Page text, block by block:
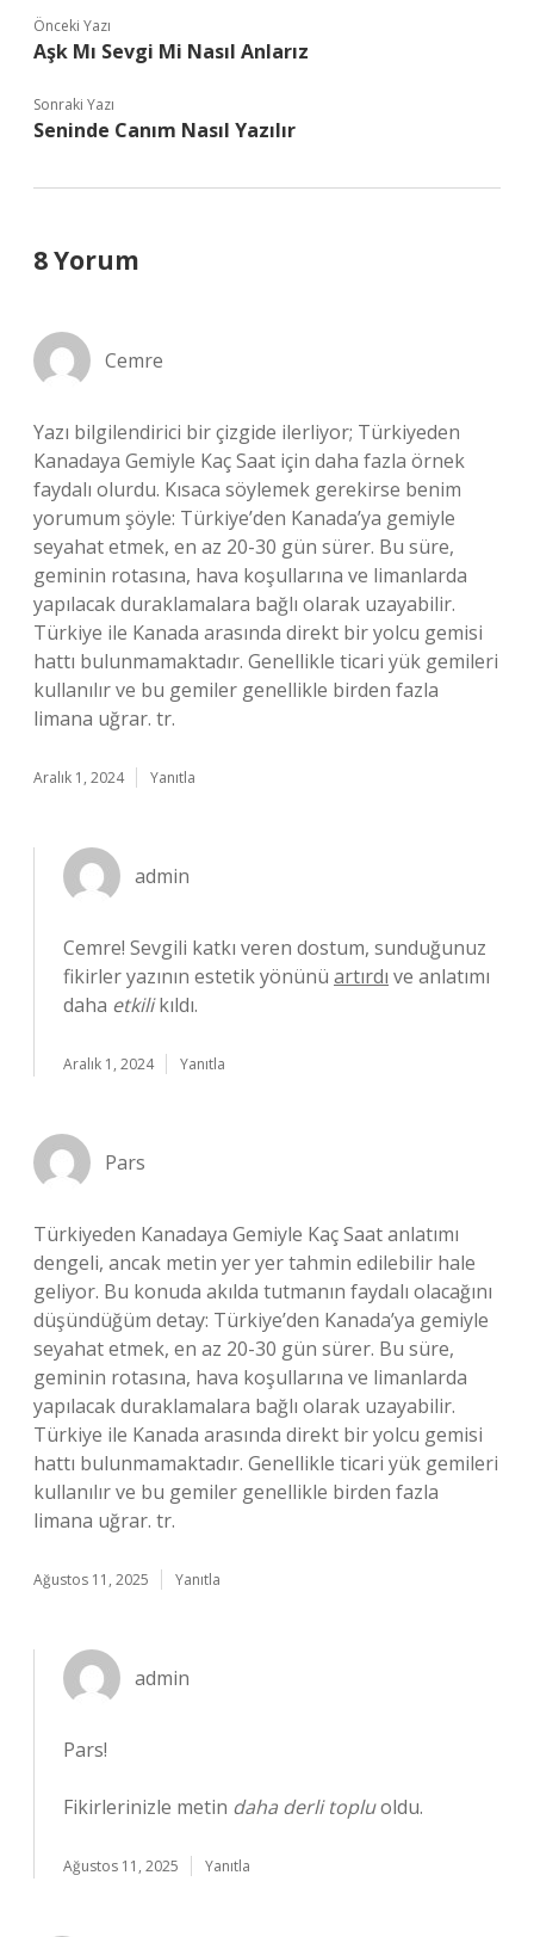
Önceki Yazı
Aşk Mı Sevgi Mi Nasıl Anlarız
Sonraki Yazı
Seninde Canım Nasıl Yazılır
8 Yorum
Cemre
Yazı bilgilendirici bir çizgide ilerliyor; Türkiyeden
Kanadaya Gemiyle Kaç Saat için daha fazla örnek
faydalı olurdu. Kısaca söylemek gerekirse benim
yorumum şöyle: Türkiye’den Kanada’ya gemiyle
seyahat etmek, en az 20-30 gün sürer. Bu süre,
geminin rotasına, hava koşullarına ve limanlarda
yapılacak duraklamalara bağlı olarak uzayabilir.
Türkiye ile Kanada arasında direkt bir yolcu gemisi
hattı bulunmamaktadır. Genellikle ticari yük gemileri
kullanılır ve bu gemiler genellikle birden fazla
limana uğrar. tr.
Aralık 1, 2024 Yanıtla
admin
Cemre! Sevgili katkı veren dostum, sunduğunuz
fikirler yazının estetik yönünü artırdı ve anlatımı
daha etkilikıldı.
Aralık 1, 2024 Yanıtla
Pars
Türkiyeden Kanadaya Gemiyle Kaç Saat anlatımı
dengeli, ancak metin yer yer tahmin edilebilir hale
geliyor. Bu konuda akılda tutmanın faydalı olacağını
düşündüğüm detay: Türkiye’den Kanada’ya gemiyle
seyahat etmek, en az 20-30 gün sürer. Bu süre,
geminin rotasına, hava koşullarına ve limanlarda
yapılacak duraklamalara bağlı olarak uzayabilir.
Türkiye ile Kanada arasında direkt bir yolcu gemisi
hattı bulunmamaktadır. Genellikle ticari yük gemileri
kullanılır ve bu gemiler genellikle birden fazla
limana uğrar. tr.
Ağustos 11, 2025 Yanıtla
admin
Pars!
Fikirlerinizle metin daha derli topluoldu.
Ağustos 11, 2025 Yanıtla